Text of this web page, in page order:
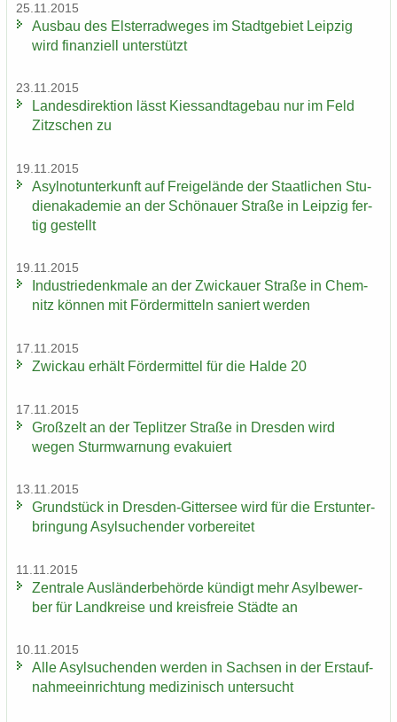
25.11.2015
Aus­bau des Els­ter­rad­we­ges im Stadt­ge­biet Leip­zig
wird fi­nan­zi­ell un­ter­stützt
23.11.2015
Lan­des­di­rek­ti­on lässt Kies­sand­ta­ge­bau nur im Feld
Zitz­schen zu
19.11.2015
Asyl­not­un­ter­kunft auf Frei­ge­län­de der Staat­li­chen Stu­
di­en­aka­de­mie an der Schö­nau­er Stra­ße in Leip­zig fer­
tig ge­stellt
19.11.2015
In­dus­trie­denk­ma­le an der Zwi­ckau­er Stra­ße in Chem­
nitz kön­nen mit För­der­mit­teln sa­niert wer­den
17.11.2015
Zwi­ckau er­hält För­der­mit­tel für die Halde 20
17.11.2015
Groß­zelt an der Te­plit­zer Stra­ße in Dres­den wird
wegen Sturm­war­nung eva­ku­iert
13.11.2015
Grund­stück in Dresden-​Gittersee wird für die Erst­un­ter­
brin­gung Asyl­su­chen­der vor­be­rei­tet
11.11.2015
Zen­tra­le Aus­län­der­be­hör­de kün­digt mehr Asyl­be­wer­
ber für Land­krei­se und kreis­freie Städ­te an
10.11.2015
Alle Asyl­su­chen­den wer­den in Sach­sen in der Erst­auf­
nah­me­ein­rich­tung me­di­zi­nisch un­ter­sucht